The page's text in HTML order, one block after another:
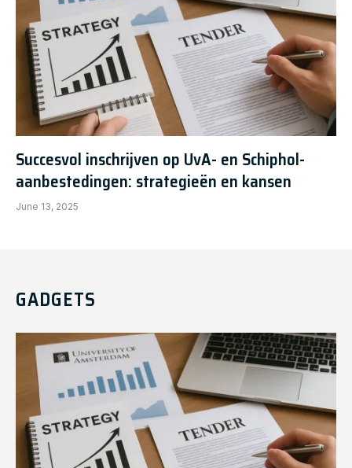
Succesvol inschrijven op UvA- en Schiphol-
aanbestedingen: strategieën en kansen
June 13, 2025
GADGETS